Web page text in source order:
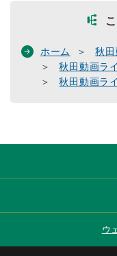
ホーム
秋田
秋田動画ラ
秋田動画ラ
ウ